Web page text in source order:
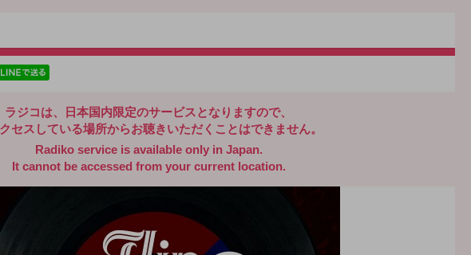
ラジコは、日本国内限定のサービスとなりますので、
セスしている場所からお聴きいただくことはできません。
Radiko service is available only in Japan.
It cannot be accessed from your current location.